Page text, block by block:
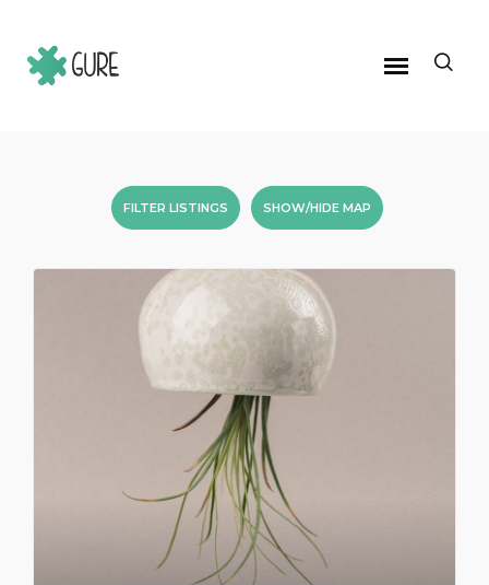
FILTER LISTINGS SHOW/HIDE MAP